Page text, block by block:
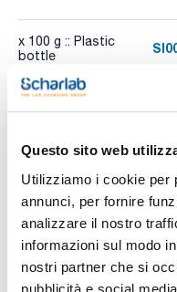
Questo sito web
Utilizziamo i cookie per
annunci, per fornire
analizzare il nostro
informazioni sul modo
nostri partner che si
pubblicità e social
x 100 g :: Plastic
bottle
Stampa pagina
Caratteristiche
Capacità : x 100 g
- Solub. in water: (20 ºC):
- Flash pt. > 400 ºC
- Tariff number: 3910 00
SPECIFICATIONS
Vedi di più